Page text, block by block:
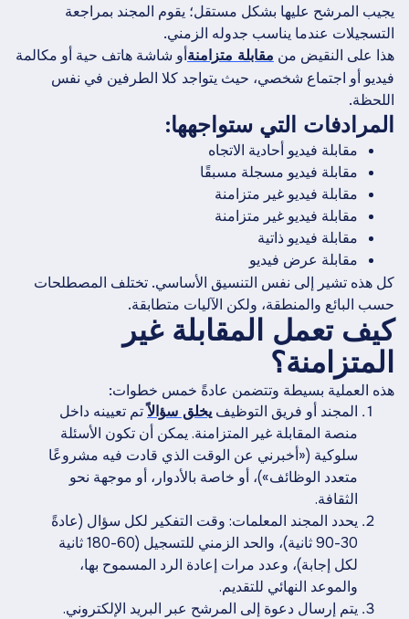
يجيب المرشح عليها بشكل مستقل؛ يقوم المجند بمراجعة
التسجيلات عندما يناسب جدوله الزمني.
هذا على النقيض منمقابلة متزامنةأو شاشة هاتف حية أو مكالمة
فيديو أو اجتماع شخصي، حيث يتواجد كلا الطرفين في نفس
اللحظة.
المرادفات التي ستواجهها:
مقابلة فيديو أحادية الاتجاه
مقابلة فيديو مسجلة مسبقًا
مقابلة فيديو غير متزامنة
مقابلة فيديو غير متزامنة
مقابلة فيديو ذاتية
مقابلة عرض فيديو
كل هذه تشير إلى نفس التنسيق الأساسي. تختلف المصطلحات
حسب البائع والمنطقة، ولكن الآليات متطابقة.
كيف تعمل المقابلة غير
المتزامنة؟
هذه العملية بسيطة وتتضمن عادةً خمس خطوات:
المجند أو فريق التوظيفيخلق سؤالاًتم تعيينه داخل
منصة المقابلة غير المتزامنة. يمكن أن تكون الأسئلة
سلوكية («أخبرني عن الوقت الذي قادت فيه مشروعًا
متعدد الوظائف»)، أو خاصة بالأدوار، أو موجهة نحو
الثقافة.
يحدد المجند المعلمات: وقت التفكير لكل سؤال (عادةً
30-90 ثانية)، والحد الزمني للتسجيل (60-180 ثانية
لكل إجابة)، وعدد مرات إعادة الرد المسموح بها،
والموعد النهائي للتقديم.
يتم إرسال دعوة إلى المرشح عبر البريد الإلكتروني.